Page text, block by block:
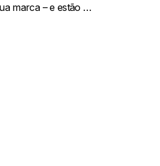
marca – e estão …